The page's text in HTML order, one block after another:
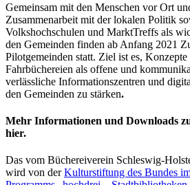
Gemeinsam mit den Menschen vor Ort
Zusammenarbeit mit der lokalen Politik
Volkshochschulen und MarktTreffs als
den Gemeinden finden ab Anfang 2021
Pilotgemeinden statt. Ziel ist es,
Fahrbüchereien als offene und
verlässliche Informationszentren und
den Gemeinden zu stärken.
Mehr Informationen und Downloads
hier.
Das vom Büchereiverein Schleswig-
wird von derKulturstiftung des Bundes